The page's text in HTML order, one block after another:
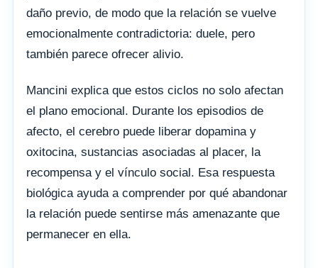
daño previo, de modo que la relación se vuelve
emocionalmente contradictoria: duele, pero
también parece ofrecer alivio.
Mancini explica que estos ciclos no solo afectan
el plano emocional. Durante los episodios de
afecto, el cerebro puede liberar dopamina y
oxitocina, sustancias asociadas al placer, la
recompensa y el vínculo social. Esa respuesta
biológica ayuda a comprender por qué abandonar
la relación puede sentirse más amenazante que
permanecer en ella.